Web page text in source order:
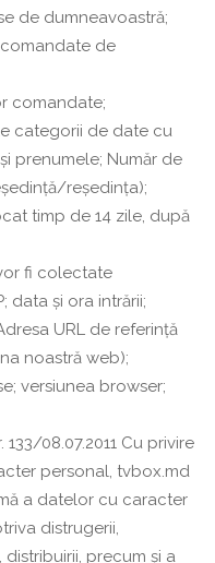
de dumneavoastră;
de
comandate;
categorii de date cu
prenumele; Număr de
reședința);
timp de 14 zile, după
fi colectate
data și ora intrării;
URL de referință
noastră web);
versiunea browser;
08.07.2011 Cu privire
personal, tvbox.md
a datelor cu caracter
distrugerii,
precum și a